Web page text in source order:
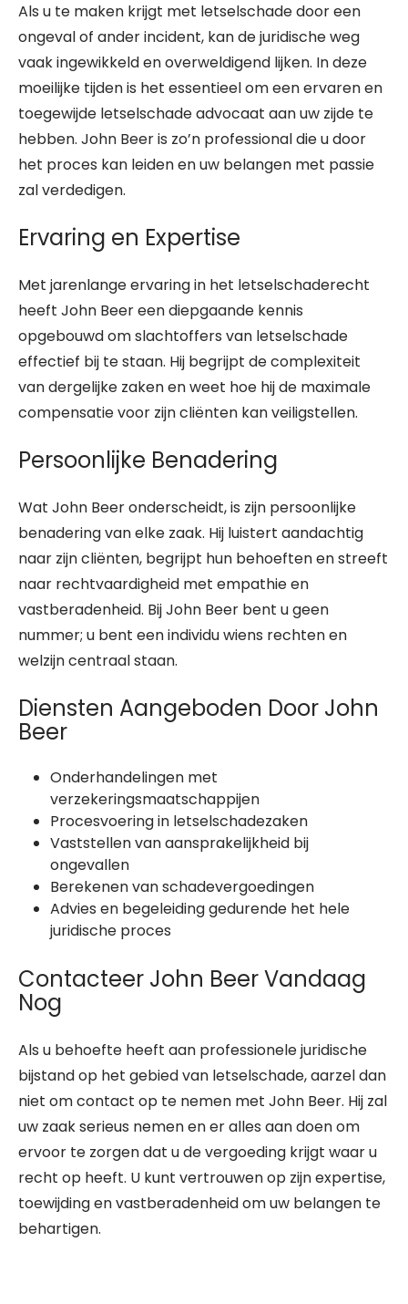
Als u te maken krijgt met letselschade door een
ongeval of ander incident, kan de juridische weg
vaak ingewikkeld en overweldigend lijken. In deze
moeilijke tijden is het essentieel om een ervaren en
toegewijde letselschade advocaat aan uw zijde te
hebben. John Beer is zo’n professional die u door
het proces kan leiden en uw belangen met passie
zal verdedigen.
Ervaring en Expertise
Met jarenlange ervaring in het letselschaderecht
heeft John Beer een diepgaande kennis
opgebouwd om slachtoffers van letselschade
effectief bij te staan. Hij begrijpt de complexiteit
van dergelijke zaken en weet hoe hij de maximale
compensatie voor zijn cliënten kan veiligstellen.
Persoonlijke Benadering
Wat John Beer onderscheidt, is zijn persoonlijke
benadering van elke zaak. Hij luistert aandachtig
naar zijn cliënten, begrijpt hun behoeften en streeft
naar rechtvaardigheid met empathie en
vastberadenheid. Bij John Beer bent u geen
nummer; u bent een individu wiens rechten en
welzijn centraal staan.
Diensten Aangeboden Door John
Beer
Onderhandelingen met
verzekeringsmaatschappijen
Procesvoering in letselschadezaken
Vaststellen van aansprakelijkheid bij
ongevallen
Berekenen van schadevergoedingen
Advies en begeleiding gedurende het hele
juridische proces
Contacteer John Beer Vandaag
Nog
Als u behoefte heeft aan professionele juridische
bijstand op het gebied van letselschade, aarzel dan
niet om contact op te nemen met John Beer. Hij zal
uw zaak serieus nemen en er alles aan doen om
ervoor te zorgen dat u de vergoeding krijgt waar u
recht op heeft. U kunt vertrouwen op zijn expertise,
toewijding en vastberadenheid om uw belangen te
behartigen.